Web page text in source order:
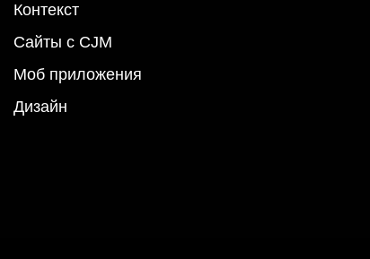
Контекст
Сайты с CJM
Моб приложения
Дизайн